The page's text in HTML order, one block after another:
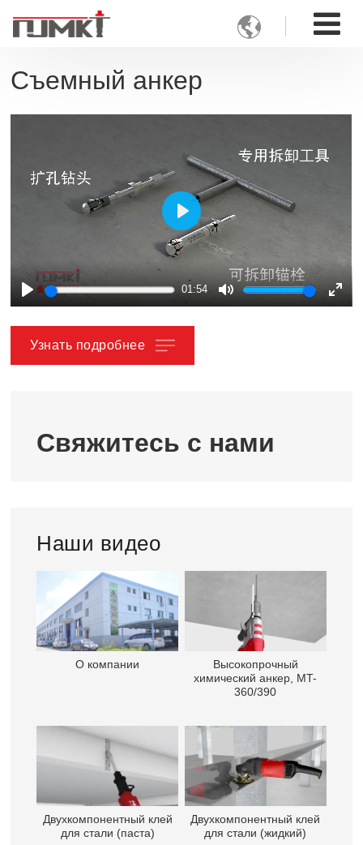

Съемный анкер
Play
01:54
Mute
Play
Узнать подробнее
Свяжитесь с нами
Наши видео
О компании
Высокопрочный
химический анкер, MT-
360/390
Двухкомпонентный клей
для стали (паста)
Двухкомпонентный клей
для стали (жидкий)